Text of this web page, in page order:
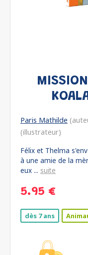
Paris Mathilde
(illustrateur)
Félix et Thelma
à une amie de la
eux ... suite
5.95 €
dès 7 ans